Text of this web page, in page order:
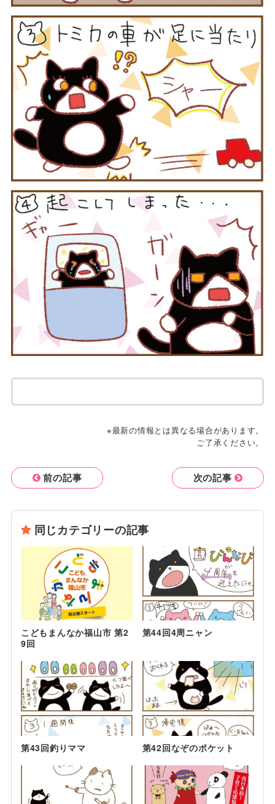
※最新の情報とは異なる場合があります。
ご了承ください。
前の記事 次の記事
同じカテゴリーの記事
こどもまんなか福山市 第2
9回
第44回4周ニャン
第43回釣りママ 第42回なぞのポケット